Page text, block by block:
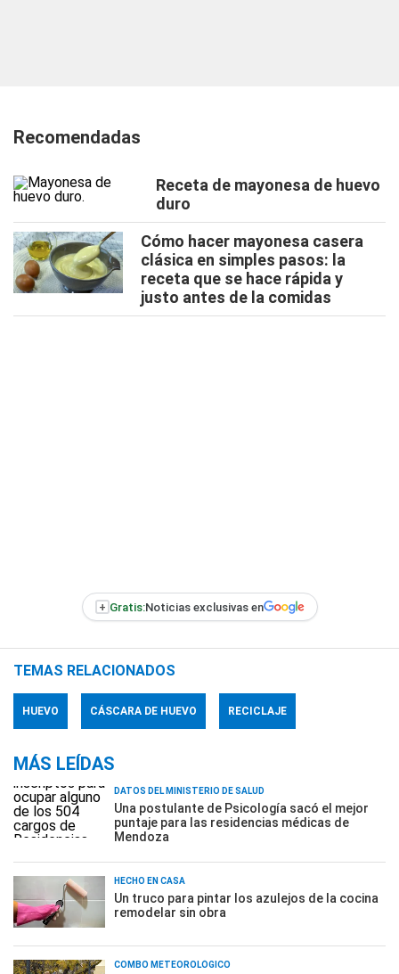
Recomendadas
Receta de mayonesa de huevo
duro
Cómo hacer mayonesa casera
clásica en simples pasos: la
receta que se hace rápida y
justo antes de la comidas
+ Gratis:Noticias exclusivas en
TEMAS RELACIONADOS
HUEVO CÁSCARA DE HUEVO RECICLAJE
MÁS LEÍDAS
DATOS DEL MINISTERIO DE SALUD
Una postulante de Psicología sacó el mejor
puntaje para las residencias médicas de
Mendoza
HECHO EN CASA
Un truco para pintar los azulejos de la cocina
remodelar sin obra
COMBO METEOROLÓGICO